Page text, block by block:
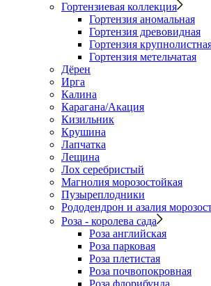
Гортензиевая коллекция
Гортензия аномальная
Гортензия древовидная
Гортензия
Гортензия метельчатая
Дёрен
Ирга
Калина
Карагана/Акация
Кизильник
Крушина
Лапчатка
Лещина
Лох серебристый
Магнолия морозостойкая
Пузыреплодники
Рододендрон и азалия
Роза - королева сада
Роза английская
Роза парковая
Роза плетистая
Роза почвопокровная
Роза флорибунда